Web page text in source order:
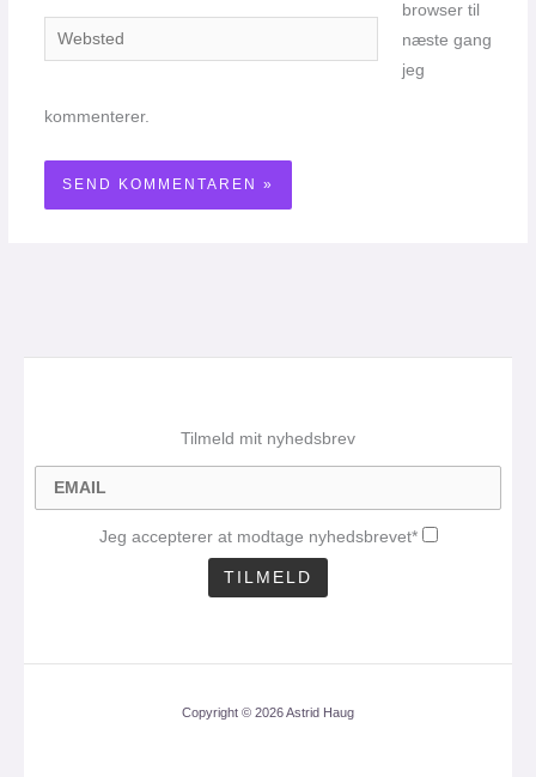
Websted
browser til
næste gang
jeg
kommenterer.
Tilmeld mit nyhedsbrev
Jeg accepterer at modtage nyhedsbrevet*
Copyright © 2026 Astrid Haug